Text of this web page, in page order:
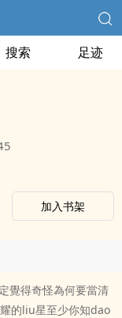
搜索 足迹
加入书架
覺得奇怪為何要當清
的liu星至少你知dao